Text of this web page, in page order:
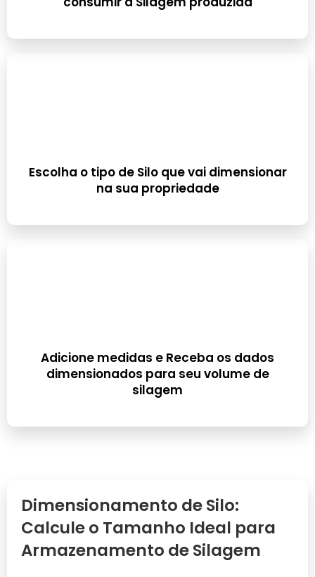
Escolha o tipo de Silo que vai dimensionar
na sua propriedade
Adicione medidas e Receba os dados
dimensionados para seu volume de
silagem
Dimensionamento de Silo:
Calcule o Tamanho Ideal para
Armazenamento de Silagem